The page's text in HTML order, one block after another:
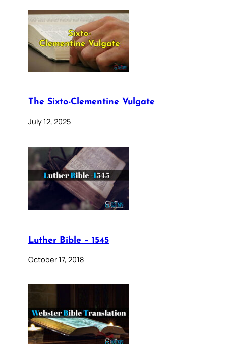
The Sixto-Clementine Vulgate
July 12, 2025
Luther Bible – 1545
October 17, 2018